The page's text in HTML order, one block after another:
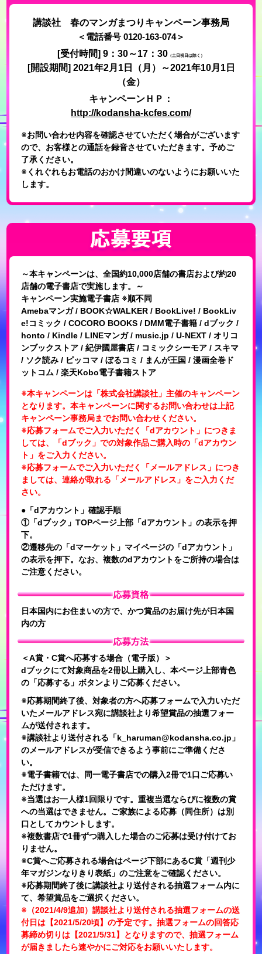
講談社 春のマンガまつりキャンペーン事務局
＜電話番号 0120-163-074＞
[受付時間] 9：30～17：30 （土日祝日は除く）
[開設期間] 2021年2月1日（月）～2021年10月1日
（金）
キャンペーンＨＰ：
http://kodansha-kcfes.com/
※お問い合わせ内容を確認させていただく場合がございます
ので、お客様との通話を録音させていただきます。予めご
了承ください。
※くれぐれもお電話のおかけ間違いのないようにお願いいた
します。
～本キャンペーンは、全国約10,000店舗の書店および約20
店舗の電子書店で実施します。～
キャンペーン実施電子書店 ※順不同
Amebaマンガ / BOOK☆WALKER / BookLive! / BookLiv
e!コミック / COCORO BOOKS / DMM電子書籍 / dブック /
honto / Kindle / LINEマンガ / music.jp / U-NEXT / オリコ
ンブックストア / 紀伊國屋書店 / コミックシーモア / スキマ
/ ソク読み / ピッコマ / ぼるコミ / まんが王国 / 漫画全巻ド
ットコム / 楽天Kobo電子書籍ストア
※本キャンペーンは「株式会社講談社」主催のキャンペーン
となります。本キャンペーンに関するお問い合わせは上記
キャンペーン事務局までお問い合わせください。
※応募フォームでご入力いただく「dアカウント」につきま
しては、「dブック」での対象作品ご購入時の「dアカウン
ト」をご入力ください。
※応募フォームでご入力いただく「メールアドレス」につき
ましては、連絡が取れる「メールアドレス」をご入力くだ
さい。
●「dアカウント」確認手順
①「dブック」TOPページ上部「dアカウント」の表示を押
下。
②遷移先の「dマーケット」マイページの「dアカウント」
の表示を押下。なお、複数のdアカウントをご所持の場合は
ご注意ください。
日本国内にお住まいの方で、かつ賞品のお届け先が日本国
内の方
＜A賞・C賞へ応募する場合（電子版）＞
dブックにて対象商品を2冊以上購入し、本ページ上部青色
の「応募する」ボタンよりご応募ください。
※応募期間終了後、対象者の方へ応募フォームで入力いただ
いたメールアドレス宛に講談社より希望賞品の抽選フォー
ムが送付されます。
※講談社より送付される「k_haruman@kodansha.co.jp」
のメールアドレスが受信できるよう事前にご準備くださ
い。
※電子書籍では、同一電子書店での購入2冊で1口ご応募い
ただけます。
※当選はお一人様1回限りです。重複当選ならびに複数の賞
への当選はできません。ご家族による応募（同住所）は別
口としてカウントします。
※複数書店で1冊ずつ購入した場合のご応募は受け付けてお
りません。
※C賞へご応募される場合はページ下部にあるC賞「週刊少
年マガジンなりきり表紙」のご注意をご確認ください。
※応募期間終了後に講談社より送付される抽選フォーム内に
て、希望賞品をご選択ください。
※（2021/4/9追加）講談社より送付される抽選フォームの送
付日は【2021/5/20頃】の予定です。抽選フォームの回答応
募締め切りは【2021/5/31】となりますので、抽選フォーム
が届きましたら速やかにご対応をお願いいたします。